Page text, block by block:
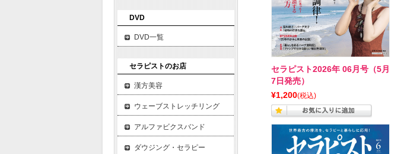
セラピスト2026年 06月号（5月
7日発売）
¥1,200(税込)
DVD
DVD一覧
セラピストのお店
漢方美容
ウェーブストレッチリング
アルファビクスバンド
ダウジング・セラピー